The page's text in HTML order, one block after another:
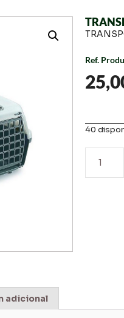
Ref.
40
adicional